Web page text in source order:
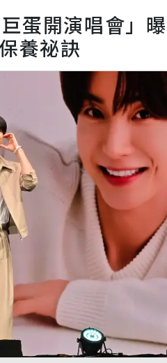
蛋開演唱會」曝
養祕訣